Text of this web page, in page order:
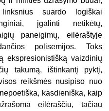
suardo logiškai
įgalinti netikėtų,
paneigimų, eilėraštyje
polisemijos. Toks
ekspresionistišką vaizdinių
takumą, ištinkantį pyktį,
reikšmės nusipiso nuo
kasdieniška, kaip
eilėraščiu, tačiau